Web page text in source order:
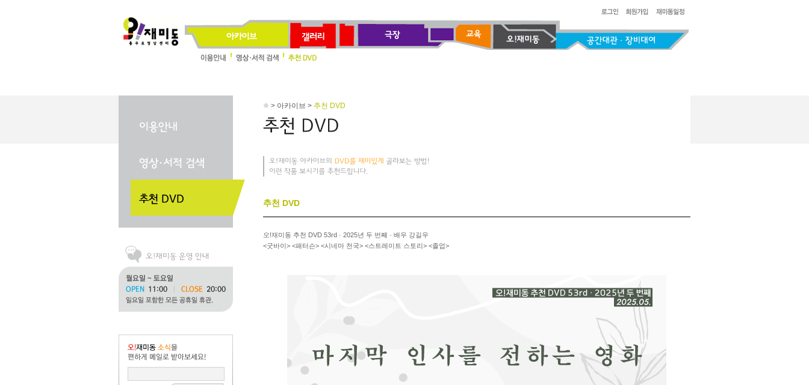
> 아카이브 > 추천 DVD
추천 DVD
오!재미동 추천 DVD 53rd · 2025년 두 번째 · 배우 강길우
<굿바이> <패터슨> <시네마 천국> <스트레이트 스토리> <졸업>